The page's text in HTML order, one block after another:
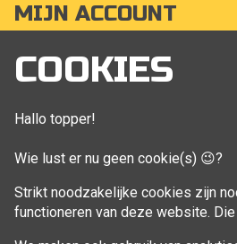
COOKIES
Hallo topper!
Wie lust er nu geen cookie(s) 😉?
Strikt noodzakelijke cookies zijn
functioneren van deze website.
MIJN ACCOUNT
Mijn account
Bestellingen
Aankoop beheren
VOLG MIJ